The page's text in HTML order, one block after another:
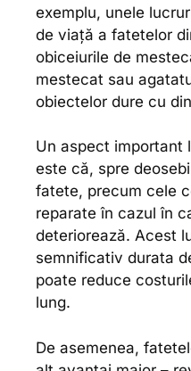
exemplu, unele
de viață a fatetelor
obiceiurile de
mestecat sau
obiectelor dure cu
Un aspect important
este că, spre
fatete, precum cele
reparate în cazul în
deteriorează. Acest
semnificativ durata
poate reduce
lung.
De asemenea,